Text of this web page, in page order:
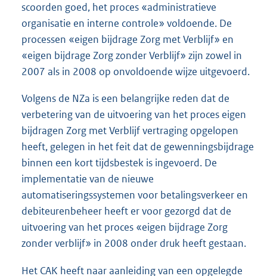
scoorden goed, het proces «administratieve
organisatie en interne controle» voldoende. De
processen «eigen bijdrage Zorg met Verblijf» en
«eigen bijdrage Zorg zonder Verblijf» zijn zowel in
2007 als in 2008 op onvoldoende wijze uitgevoerd.
Volgens de NZa is een belangrijke reden dat de
verbetering van de uitvoering van het proces eigen
bijdragen Zorg met Verblijf vertraging opgelopen
heeft, gelegen in het feit dat de gewenningsbijdrage
binnen een kort tijdsbestek is ingevoerd. De
implementatie van de nieuwe
automatiseringssystemen voor betalingsverkeer en
debiteurenbeheer heeft er voor gezorgd dat de
uitvoering van het proces «eigen bijdrage Zorg
zonder verblijf» in 2008 onder druk heeft gestaan.
Het CAK heeft naar aanleiding van een opgelegde